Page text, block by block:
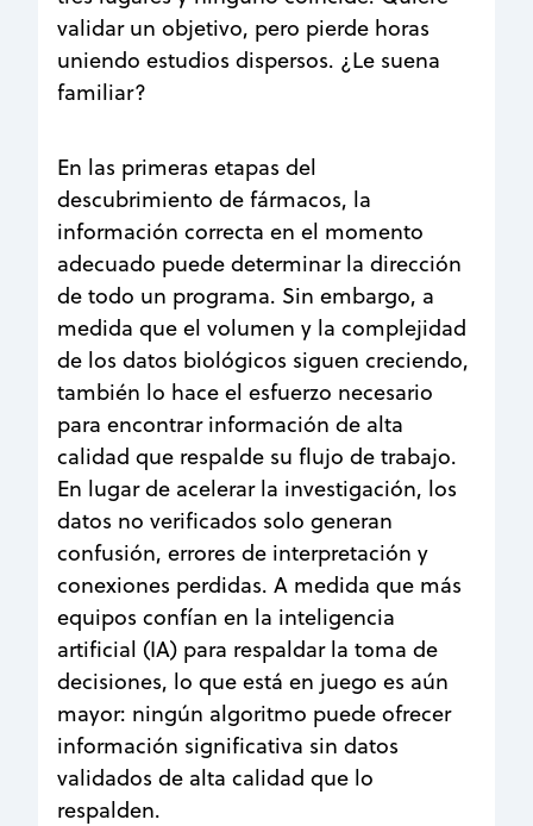
validar un objetivo, pero pierde horas
uniendo estudios dispersos. ¿Le suena
familiar?
En las primeras etapas del
descubrimiento de fármacos, la
información correcta en el momento
adecuado puede determinar la dirección
de todo un programa. Sin embargo, a
medida que el volumen y la complejidad
de los datos biológicos siguen creciendo,
también lo hace el esfuerzo necesario
para encontrar información de alta
calidad que respalde su flujo de trabajo.
En lugar de acelerar la investigación, los
datos no verificados solo generan
confusión, errores de interpretación y
conexiones perdidas. A medida que más
equipos confían en la inteligencia
artificial (IA) para respaldar la toma de
decisiones, lo que está en juego es aún
mayor: ningún algoritmo puede ofrecer
información significativa sin datos
validados de alta calidad que lo
respalden.